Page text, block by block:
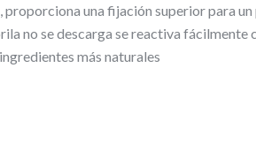
una fijación superior para
no se descarga se reactiva fácilmente
más naturales